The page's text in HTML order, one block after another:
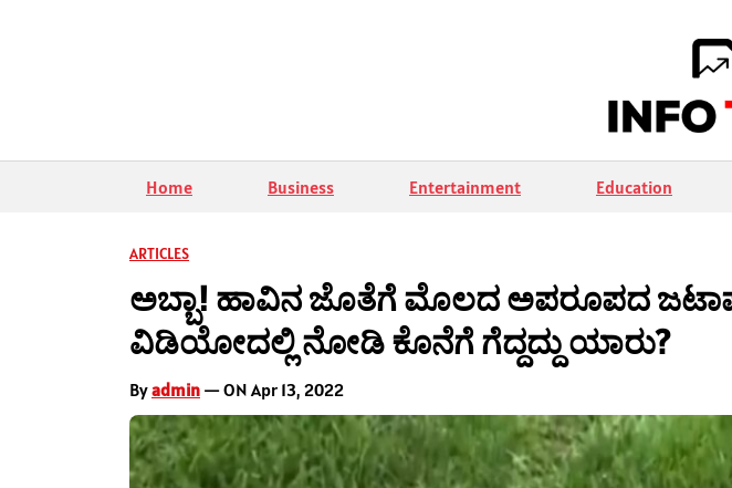
Home Business Entertainment Education
ARTICLES
ಅಬ್ಬಾ! ಹಾವಿನ ಜೊತೆಗೆ ಮೊಲದ ಅಪರೂಪದ
ವಿಡಿಯೋದಲ್ಲಿ ನೋಡಿ ಕೊನೆಗೆ ಗೆದ್ದದ್ದು ಯಾರು?
Byadmin — ON Apr 13, 2022